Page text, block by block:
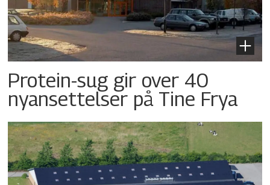
Protein-sug gir over 40
nyansettelser på Tine Frya